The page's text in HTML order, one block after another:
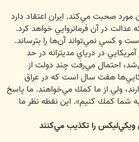
‌صحبت ‌مي‌كند. ايران ‌اعتقاد ‌دارد
‌در ‌آن ‌فرمانروايي ‌خواهد ‌كرد.
‌و ‌كسي ‌نمي‌تواند ‌آن‌ها ‌را ‌بترساند.
‌در ‌درياي ‌مديترانه ‌در ‌حد
‌احتمال مي‌رفت چند ‌دولت از
‌هفت ‌سال ‌است ‌كه ‌در ‌عراق
‌ولي ‌از ‌ما ‌كمك ‌مي‌خواهند. ‌ما ‌پاسخ
‌شما ‌كمك ‌كنيم». ‌اين ‌نقطه ‌نظر ‌ما
‌را ‌تكذيب ‌مي‌كنند